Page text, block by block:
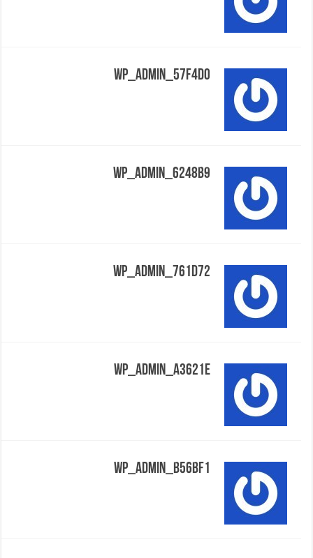
Wp_admin_57f4d0
Wp_admin_6248b9
Wp_admin_761d72
Wp_admin_a3621e
Wp_admin_b56bf1